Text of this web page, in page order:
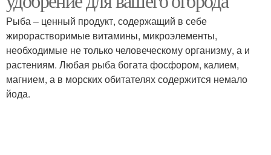
Отходы на качество Отходы на полигонах
Рыба – ценный продукт, содержащий в себе
жирорастворимые витамины, микроэлементы,
необходимые не только человеческому организму, а и
растениям. Любая рыба богата фосфором, калием,
магнием, а в морских обитателях содержится немало
йода.